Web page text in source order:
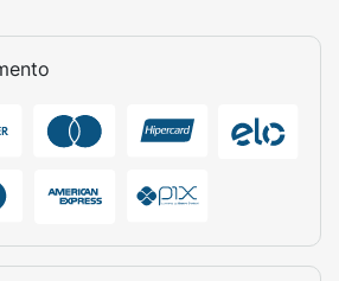
medicamentos, a
efeitos colaterais